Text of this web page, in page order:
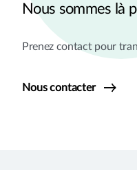
Nous sommes là
Prenez contact pour
Nous contacter